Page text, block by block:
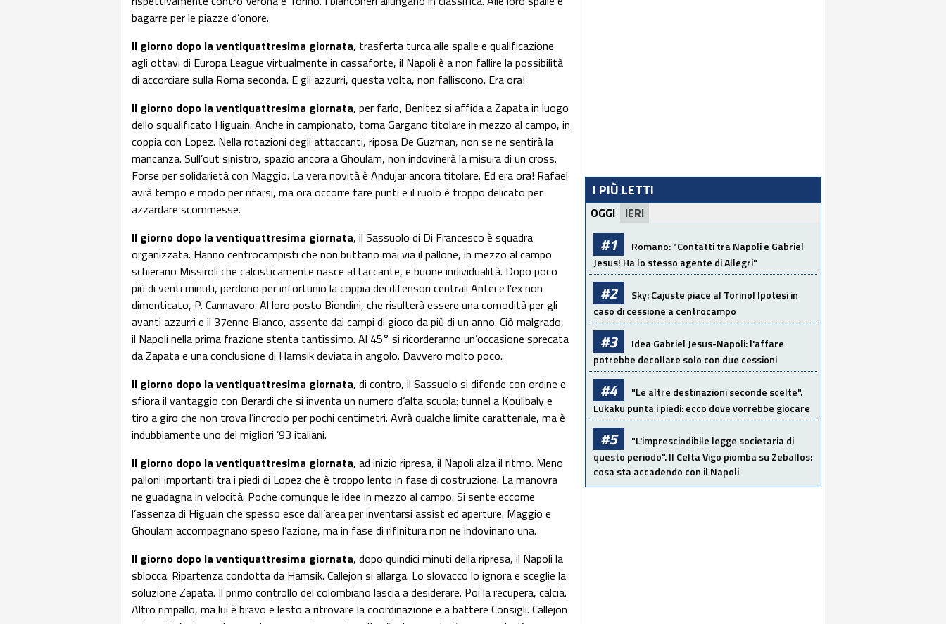
bagarre per le piazze d’onore.
Il giorno dopo la ventiquattresima giornata, trasferta turca alle spalle e qualificazione
agli ottavi di Europa League virtualmente in cassaforte, il Napoli è a non fallire la possibilità
di accorciare sulla Roma seconda. E gli azzurri, questa volta, non falliscono. Era ora!
Il giorno dopo la ventiquattresima giornata, per farlo, Benitez si affida a Zapata in luogo
dello squalificato Higuain. Anche in campionato, torna Gargano titolare in mezzo al campo, in
coppia con Lopez. Nella rotazioni degli attaccanti, riposa De Guzman, non se ne sentirà la
mancanza. Sull’out sinistro, spazio ancora a Ghoulam, non indovinerà la misura di un cross.
Forse per solidarietà con Maggio. La vera novità è Andujar ancora titolare. Ed era ora! Rafael
avrà tempo e modo per rifarsi, ma ora occorre fare punti e il ruolo è troppo delicato per
azzardare scommesse.
Il giorno dopo la ventiquattresima giornata, il Sassuolo di Di Francesco è squadra
organizzata. Hanno centrocampisti che non buttano mai via il pallone, in mezzo al campo
schierano Missiroli che calcisticamente nasce attaccante, e buone individualità. Dopo poco
più di venti minuti, perdono per infortunio la coppia dei difensori centrali Antei e l’ex non
dimenticato, P. Cannavaro. Al loro posto Biondini, che risulterà essere una comodità per gli
avanti azzurri e il 37enne Bianco, assente dai campi di gioco da più di un anno. Ciò malgrado,
il Napoli nella prima frazione stenta tantissimo. Al 45° si ricorderanno un’occasione sprecata
da Zapata e una conclusione di Hamsik deviata in angolo. Davvero molto poco.
Il giorno dopo la ventiquattresima giornata, di contro, il Sassuolo si difende con ordine e
sfiora il vantaggio con Berardi che si inventa un numero d’alta scuola: tunnel a Koulibaly e
tiro a giro che non trova l’incrocio per pochi centimetri. Avrà qualche limite caratteriale, ma è
indubbiamente uno dei migliori ’93 italiani.
Il giorno dopo la ventiquattresima giornata, ad inizio ripresa, il Napoli alza il ritmo. Meno
palloni importanti tra i piedi di Lopez che è troppo lento in fase di costruzione. La manovra
ne guadagna in velocità. Poche comunque le idee in mezzo al campo. Si sente eccome
l’assenza di Higuain che spesso esce dall’area per inventarsi assist ed aperture. Maggio e
Ghoulam accompagnano speso l’azione, ma in fase di rifinitura non ne indovinano una.
Il giorno dopo la ventiquattresima giornata, dopo quindici minuti della ripresa, il Napoli la
sblocca. Ripartenza condotta da Hamsik. Callejon si allarga. Lo slovacco lo ignora e sceglie la
soluzione Zapata. Il primo controllo del colombiano lascia a desiderare. Poi la recupera, calcia.
Altro rimpallo, ma lui è bravo e lesto a ritrovare la coordinazione e a battere Consigli. Callejon
I PIÙ LETTI
OGGI IERI
#1
Romano: "Contatti tra Napoli e Gabriel
Jesus! Ha lo stesso agente di Allegri"
#2
Sky: Cajuste piace al Torino! Ipotesi in
caso di cessione a centrocampo
#3
Idea Gabriel Jesus-Napoli: l'affare
potrebbe decollare solo con due cessioni
#4
"Le altre destinazioni seconde scelte".
Lukaku punta i piedi: ecco dove vorrebbe giocare
#5
"L'imprescindibile legge societaria di
questo periodo". Il Celta Vigo piomba su Zeballos:
cosa sta accadendo con il Napoli